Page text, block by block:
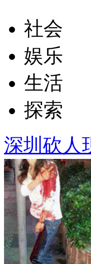
社会
娱乐
生活
探索
深圳砍人